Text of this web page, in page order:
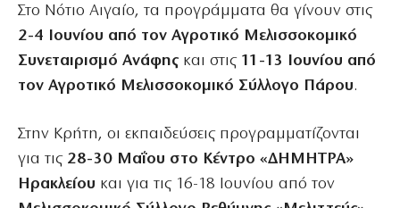
Στο Νότιο Αιγαίο, τα προγράμματα θα γίνουν στις
2-4 Ιουνίου από τον Αγροτικό Μελισσοκομικό
Συνεταιρισμό Ανάφης και στις 11-13 Ιουνίου από
τον Αγροτικό Μελισσοκομικό Σύλλογο Πάρου.
Στην Κρήτη, οι εκπαιδεύσεις προγραμματίζονται
για τις 28-30 Μαΐου στο Κέντρο «ΔΗΜΗΤΡΑ»
Ηρακλείου και για τις 16-18 Ιουνίου από τον